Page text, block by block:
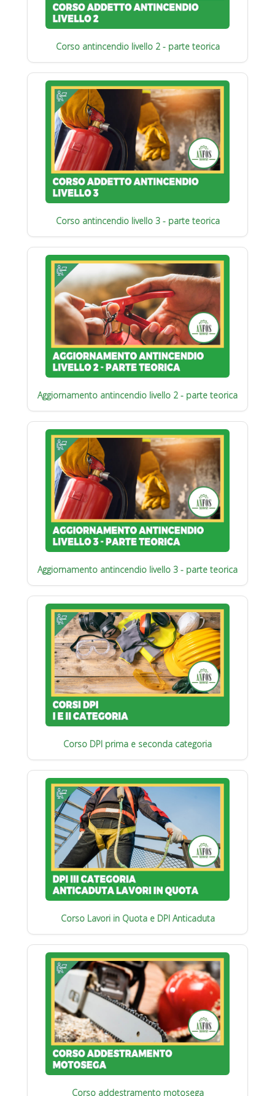
Corso antincendio livello 2 - parte teorica
Corso antincendio livello 3 - parte teorica
Aggiornamento antincendio livello 2 - parte teorica
Aggiornamento antincendio livello 3 - parte teorica
Corso DPI prima e seconda categoria
Corso Lavori in Quota e DPI Anticaduta
Corso addestramento motosega